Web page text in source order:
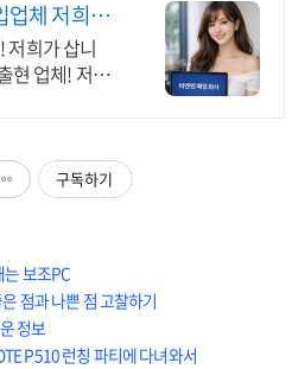
업체 저희가
저희가 삽니
현 업체! 저희
구독하기
는 보조PC
점과 나쁜 점 고찰하기
정보
P510 런칭 파티에 다녀와서